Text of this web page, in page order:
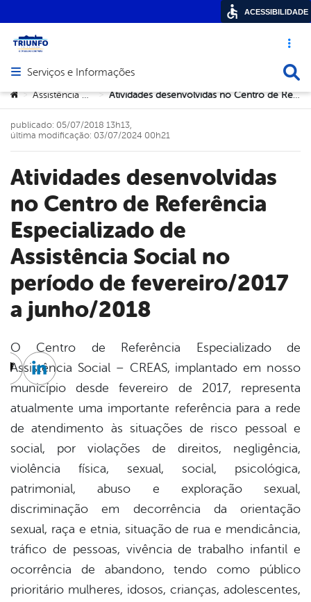
Acesso
Abrir menu principal de navegação
Serviços e Informações
Você está aqui:
> Assistência Social > Atividades desenvolvidas no Centro de Referência Especializado de Assistência Social no período de fevereiro/2017 a junho/2018
Atividades desenvolvidas
no Centro de Referência
Especializado de
Assistência Social no
período de fevereiro/2017
a junho/2018
publicado: 05/07/2018 13h13,
última modificação: 03/07/2024 00h21
O Centro de Referência Especializado de
Assistência Social – CREAS, implantado em nosso
município desde fevereiro de 2017, representa
atualmente uma importante referência para a rede
de atendimento às situações de risco pessoal e
social, por violações de direitos, negligência,
violência física, sexual, social, psicológica,
patrimonial, abuso e exploração sexual,
discriminação em decorrência da orientação
sexual, raça e etnia, situação de rua e mendicância,
tráfico de pessoas, vivência de trabalho infantil e
ocorrência de abandono, tendo como público
prioritário mulheres, idosos, crianças, adolescentes,
TwitterLinkedin
ACESSIBILIDADE